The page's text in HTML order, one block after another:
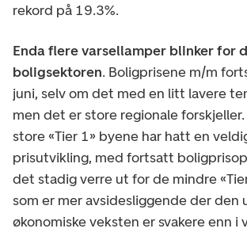
rekord på 19.3%.
Enda flere varsellamper blinker for
boligsektoren. Boligprisene m/m
juni, selv om det med en litt lavere
men det er store regionale
store «Tier 1» byene har hatt en
prisutvikling, med fortsatt
det stadig verre ut for de mindre
som er mer avsidesliggende der den
økonomiske veksten er svakere enn i